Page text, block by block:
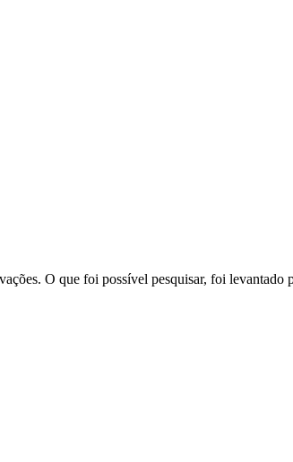
O que foi possível pesquisar, foi levantado